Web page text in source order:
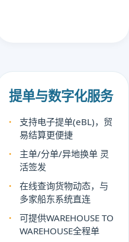
提单与数字化服务
支持电子提单(eBL)，贸
易结算更便捷
主单/分单/异地换单 灵
活签发
在线查询货物动态，与
多家船东系统直连
可提供WAREHOUSE TO
WAREHOUSE全程单